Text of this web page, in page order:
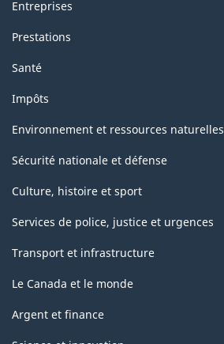
Entreprises
Prestations
Santé
Impôts
Environnement et ressources naturelles
Sécurité nationale et défense
Culture, histoire et sport
Services de police, justice et urgences
Transport et infrastructure
Le Canada et le monde
Argent et finance